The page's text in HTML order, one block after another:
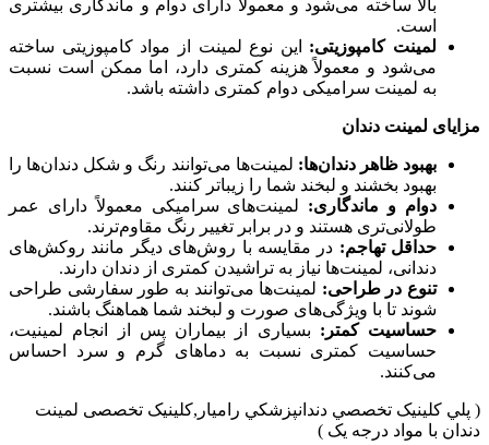
بالا ساخته می‌شود و معمولاً دارای دوام و ماندگاری بیشتری
است.
لمینت کامپوزیتی: این نوع لمینت از مواد کامپوزیتی ساخته
می‌شود و معمولاً هزینه کمتری دارد، اما ممکن است نسبت
به لمینت سرامیکی دوام کمتری داشته باشد.
مزایای لمینت دندان
بهبود ظاهر دندان‌ها: لمینت‌ها می‌توانند رنگ و شکل دندان‌ها را
بهبود بخشند و لبخند شما را زیباتر کنند.
دوام و ماندگاری: لمینت‌های سرامیکی معمولاً دارای عمر
طولانی‌تری هستند و در برابر تغییر رنگ مقاوم‌ترند.
حداقل تهاجم: در مقایسه با روش‌های دیگر مانند روکش‌های
دندانی، لمینت‌ها نیاز به تراشیدن کمتری از دندان دارند.
تنوع در طراحی: لمینت‌ها می‌توانند به طور سفارشی طراحی
شوند تا با ویژگی‌های صورت و لبخند شما هماهنگ باشند.
حساسیت کمتر: بسیاری از بیماران پس از انجام لمینیت،
حساسیت کمتری نسبت به دماهای گرم و سرد احساس
می‌کنند.
( پلي کلينیک تخصصي دندانپزشکي راميار,کلینیک تخصصی لمینت
دندان با مواد درجه یک )